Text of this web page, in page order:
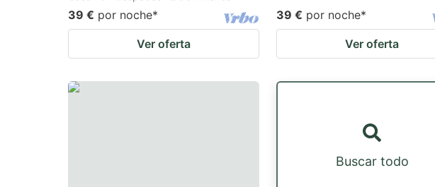
39 € por noche*
Ver oferta
39 € por noche*
Ver oferta
Buscar todo